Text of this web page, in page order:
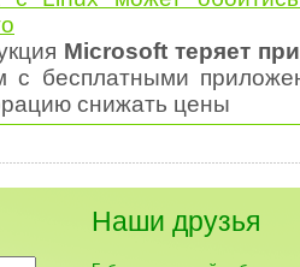
Microsoft теряет
с бесплатными
снижать цены
Наши друзья